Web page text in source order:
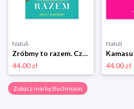
Natuli
Zróbmy to razem. Czyli jak zadbać o dobry seks w długoletnich związkach Buchmann
44.00 zł
Natuli
44.00 zł
Zobacz markę Buchmann